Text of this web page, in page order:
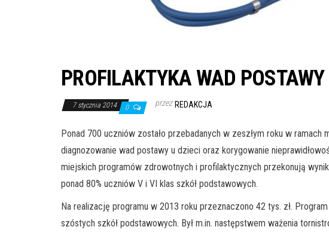
PROFILAKTYKA WAD POSTAWY
7 stycznia 2014 0 przez REDAKCJA
Ponad 700 uczniów zostało przebadanych w zeszłym roku w
diagnozowanie wad postawy u dzieci oraz korygowanie
miejskich programów zdrowotnych i profilaktycznych przekonują
ponad 80% uczniów V i VI klas szkół podstawowych.
Na realizację programu w 2013 roku przeznaczono 42 tys. zł.
szóstych szkół podstawowych. Był m.in. następstwem ważenia